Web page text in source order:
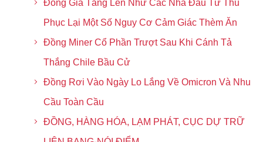
Đồng Giá Tăng Lên Như Các Nhà Đầu Tư Thu
Phục Lại Một Số Nguy Cơ Cảm Giác Thèm Ăn
Đồng Miner Cổ Phần Trượt Sau Khi Cánh Tả
Thắng Chile Bầu Cử
Đồng Rơi Vào Ngày Lo Lắng Về Omicron Và Nhu
Cầu Toàn Cầu
ĐỒNG, HÀNG HÓA, LẠM PHÁT, CỤC DỰ TRỮ